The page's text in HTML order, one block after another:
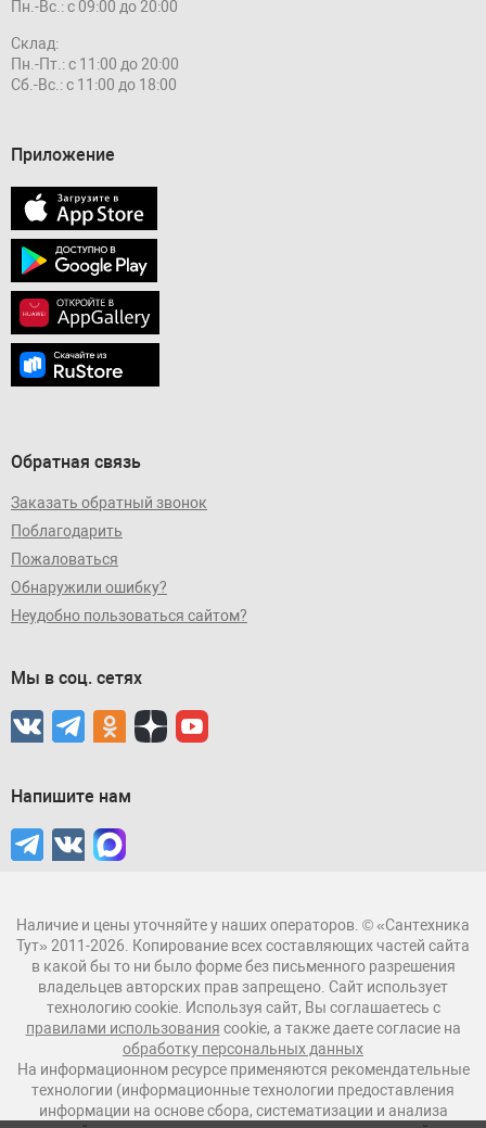
Пн.-Вс.: с 09:00 до 20:00
Склад:
Пн.-Пт.: с 11:00 до 20:00
Сб.-Вс.: с 11:00 до 18:00
Приложение
Обратная связь
Заказать обратный звонок
Поблагодарить
Пожаловаться
Обнаружили ошибку?
Неудобно пользоваться сайтом?
Мы в соц. сетях
Напишите нам
Наличие и цены уточняйте у наших операторов. © «Сантехника
Тут» 2011-2026. Копирование всех составляющих частей сайта
в какой бы то ни было форме без письменного разрешения
владельцев авторских прав запрещено. Сайт использует
технологию cookie. Используя сайт, Вы соглашаетесь с
правилами использования cookie, а также даете согласие на
обработку персональных данных
На информационном ресурсе применяются рекомендательные
технологии (информационные технологии предоставления
информации на основе сбора, систематизации и анализа